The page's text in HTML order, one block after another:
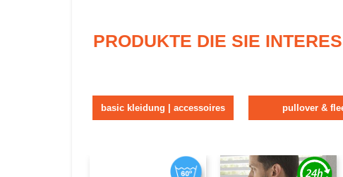
PRODUKTE DIE SIE
basic kleidung | accessoires pullover &